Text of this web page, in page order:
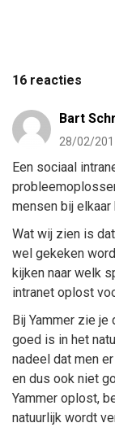
16 reacties
Bart
28/02/
Een sociaal
mensen bij elkaar
Wat wij zien is
wel gekeken
kijken naar welk
intranet oplost
Bij Yammer zie je
goed is in het
nadeel dat men
en dus ook niet
Yammer oplost,
natuurlijk wordt